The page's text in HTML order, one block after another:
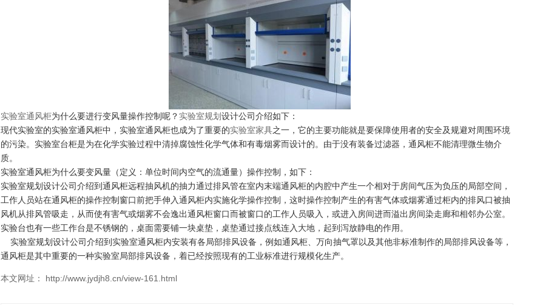
实验室通风柜为什么要进行变风量操作控制呢？ 实验室规划设计公司介绍如下：
现代实验室的实验室通风柜中，实验室通风柜也成为了重要的实验室家具之一，它的主要功能就是要保障使用者的安全及规避对周围环境
的污染。实验室台柜是为在化学实验过程中清掉腐蚀性化学气体和有毒烟雾而设计的。由于没有装备过滤器，通风柜不能清理微生物介
质。
实验室通风柜为什么要变风量（定义：单位时间内空气的流通量）操作控制，如下：
实验室规划设计公司介绍到通风柜远程抽风机的抽力通过排风管在室内末端通风柜的内腔中产生一个相对于房间气压为负压的局部空间，
工作人员站在通风柜的操作控制窗口前把手伸入通风柜内实施化学操作控制，这时操作控制产生的有害气体或烟雾通过柜内的排风口被抽
风机从排风管吸走，从而使有害气或烟雾不会逸出通风柜窗口而被窗口的工作人员吸入，或进入房间进而溢出房间染走廊和相邻办公室。
实验台也有一些工作台是不锈钢的，桌面需要铺一块桌垫，桌垫通过接点线连入大地，起到泻放静电的作用。
实验室规划设计公司介绍到实验室通风柜内安装有各局部排风设备，例如通风柜、万向抽气罩以及其他非标准制作的局部排风设备等，
通风柜是其中重要的一种实验室局部排风设备，着已经按照现有的工业标准进行规模化生产。
本文网址： http://www.jydjh8.cn/view-161.html